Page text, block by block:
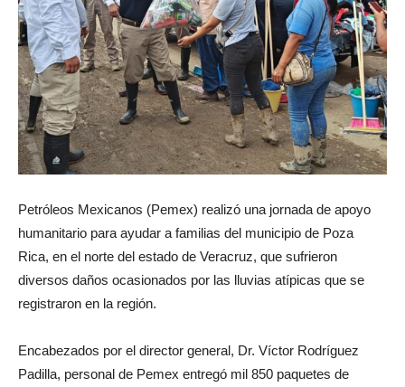
Petróleos Mexicanos (Pemex) realizó una jornada de apoyo
humanitario para ayudar a familias del municipio de Poza
Rica, en el norte del estado de Veracruz, que sufrieron
diversos daños ocasionados por las lluvias atípicas que se
registraron en la región.
Encabezados por el director general, Dr. Víctor Rodríguez
Padilla, personal de Pemex entregó mil 850 paquetes de